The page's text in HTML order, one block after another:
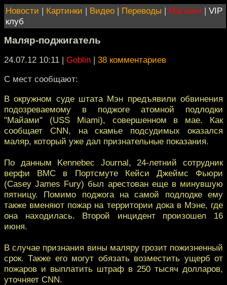
Новости | Картинки | Видео | Переводы | Магазин | VIP
клуб
Маляр-поджигатель
24.07.12 10:11 | Goblin | 38 комментариев
С мест сообщают:
В окружном суде штата Мэн предъявили обвинения
подозреваемому в поджоге атомной подлодки
"Майами" (USS Miami), совершенном в мае. Как
сообщает CNN, на скамье подсудимых оказался
маляр, который уже дал признательные показания.
По данным Kennebec Journal, 24-летний сотрудник
верфи ВМС в Портсмуте Кейси Джеймс Фьюри
(Casey James Fury) был арестован еще в минувшую
пятницу. Помимо поджога на самой подлодке ему
также вменяют пожар на территории дока в Мэне, где
она находилась. Второй инцидент произошел 16
июня.
В случае признания вины маляру грозит пожизненный
срок. Также его могут обязать возместить ущерб от
пожаров и выплатить штраф в 250 тысяч долларов,
уточняет CNN.